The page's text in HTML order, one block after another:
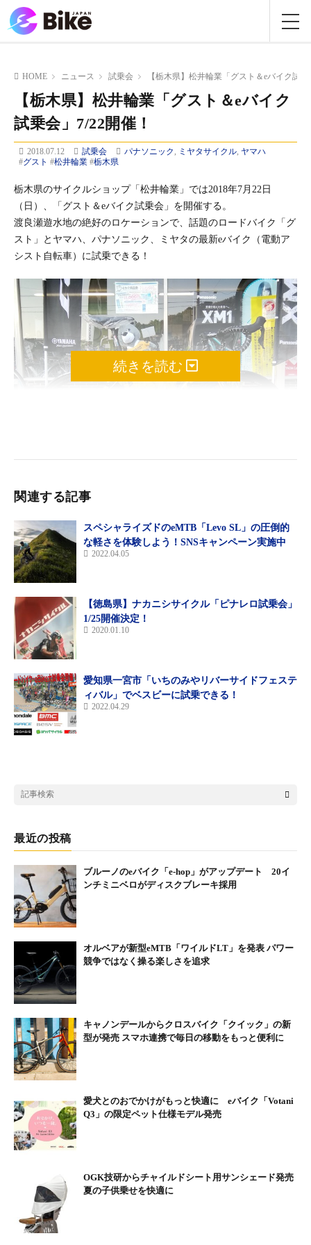
HOME ニュース 試乗会 【栃木県】松井輪業「グスト＆eバイク試
【栃木県】松井輪業「グスト＆eバイク
試乗会」7/22開催！
2018.07.12 試乗会 パナソニック ミヤタサイクル, ヤマハ
#グスト #松井輪業#栃木県
栃木県のサイクルショップ「松井輪業」では2018年7月22日
（日）、「グスト＆eバイク試乗会」を開催する。
渡良瀬遊水地の絶好のロケーションで、話題のロードバイク「グ
スト」とヤマハ、パナソニック、ミヤタの最新eバイク（電動ア
シスト自転車）に試乗できる！
グスト＆eバイク試乗会
日時：2018年7月22日（日）10:00～16:00(雨天中止）
場所：藤岡渡良瀬運動公園内ハートランド城 東側（旧：藤岡ふ
れあいスポーツセンター / 栃木市藤岡町藤岡1218-1）
詳細はこちら
営業時間：9:00〜19:00、土曜日10:30〜19:00
定休日：日曜日
Facebook
続きを読む
関連する記事
スペシャライズドのeMTB「Levo SL」の圧倒的
な軽さを体験しよう！SNSキャンペーン実施中
2022.04.05
【徳島県】ナカニシサイクル「ピナレロ試乗会」
1/25開催決定！
2020.01.10
愛知県一宮市「いちのみやリバーサイドフェステ
ィバル」でベスビーに試乗できる！
2022.04.29
最近の投稿
ブルーノのeバイク「e-hop」がアップデート 20イ
ンチミニベロがディスクブレーキ採用
オルベアが新型eMTB「ワイルドLT」を発表 パワー
競争ではなく操る楽しさを追求
キャノンデールからクロスバイク「クイック」の新
型が発売 スマホ連携で毎日の移動をもっと便利に
愛犬とのおでかけがもっと快適に eバイク「Votani
Q3」の限定ペット仕様モデル発売
OGK技研からチャイルドシート用サンシェード発売
夏の子供乗せを快適に